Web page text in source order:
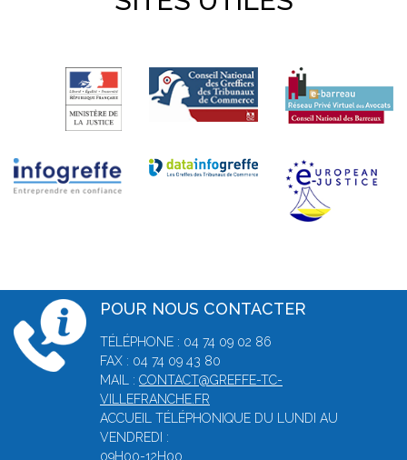
POUR NOUS CONTACTER
TÉLÉPHONE : 04 74 09 02 86
FAX : 04 74 09 43 80
MAIL : CONTACT@GREFFE-TC-
VILLEFRANCHE.FR
ACCUEIL TÉLÉPHONIQUE DU LUNDI AU
VENDREDI :
09H00-12H00